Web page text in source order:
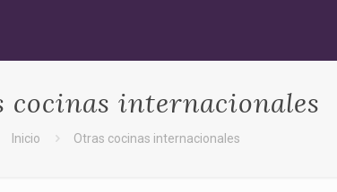
cocinas internacionales
Inicio Otras cocinas internacionales